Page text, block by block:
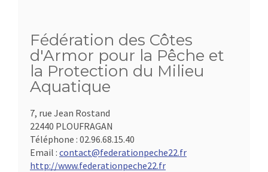
Fédération des Côtes
d'Armor pour la Pêche et
la Protection du Milieu
Aquatique
7, rue Jean Rostand
22440 PLOUFRAGAN
Téléphone : 02.96.68.15.40
Email : contact@federationpeche22.fr
http://www.federationpeche22.fr